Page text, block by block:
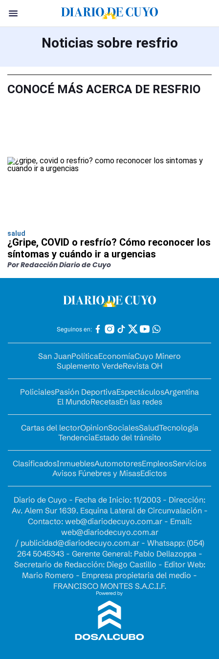
Noticias sobre resfrio
CONOCÉ MÁS ACERCA DE RESFRIO
salud
¿Gripe, COVID o resfrío? Cómo reconocer los
síntomas y cuándo ir a urgencias
Por Redacción Diario de Cuyo
Seguinos en:
San JuanPolíticaEconomíaCuyo Minero
Suplemento VerdeRevista OH
PolicialesPasión DeportivaEspectáculosArgentina
El MundoRecetasEn las redes
Cartas del lectorOpinionSocialesSaludTecnología
TendenciaEstado del tránsito
ClasificadosInmueblesAutomotoresEmpleosServicios
Avisos Fúnebres y MisasEdictos
Diario de Cuyo - Fecha de Inicio: 11/2003 - Dirección:
Av. Alem Sur 1639. Esquina Lateral de Circunvalación -
Contacto: web@diariodecuyo.com.ar- Email:
web@diariodecuyo.com.ar
/ publicidad@diariodecuyo.com.ar- Whatsapp: (054)
264 5045343 - Gerente General: Pablo Dellazoppa -
Secretario de Redacción: Diego Castillo - Editor Web:
Mario Romero - Empresa propietaria del medio -
FRANCISCO MONTES S.A.C.I.F.